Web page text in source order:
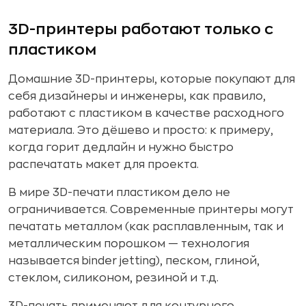
3D-принтеры работают только с
пластиком
Домашние 3D-принтеры, которые покупают для
себя дизайнеры и инженеры, как правило,
работают с пластиком в качестве расходного
материала. Это дёшево и просто: к примеру,
когда горит дедлайн и нужно быстро
распечатать макет для проекта.
В мире 3D-печати пластиком дело не
ограничивается. Современные принтеры могут
печатать металлом (как расплавленным, так и
металлическим порошком — технология
называется binder jetting), песком, глиной,
стеклом, силиконом, резиной и т.д.